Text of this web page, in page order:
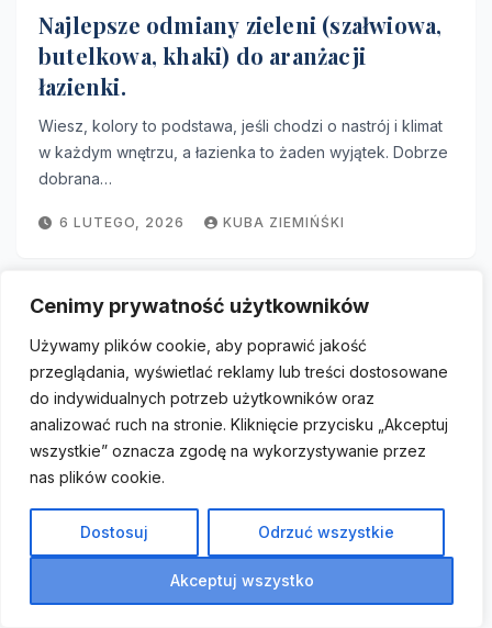
Cenimy prywatność użytkowników
Używamy plików cookie, aby poprawić jakość
przeglądania, wyświetlać reklamy lub treści dostosowane
do indywidualnych potrzeb użytkowników oraz
analizować ruch na stronie. Kliknięcie przycisku „Akceptuj
wszystkie” oznacza zgodę na wykorzystywanie przez
nas plików cookie.
Dostosuj Odrzuć wszystkie
Akceptuj wszystko
Najlepsze odmiany zieleni (szałwiowa,
butelkowa, khaki) do aranżacji
łazienki.
Wiesz, kolory to podstawa, jeśli chodzi o nastrój i klimat
w każdym wnętrzu, a łazienka to żaden wyjątek. Dobrze
dobrana…
6 LUTEGO, 2026 KUBA ZIEMIŃŚKI
Ażurowy regał: sekret małego